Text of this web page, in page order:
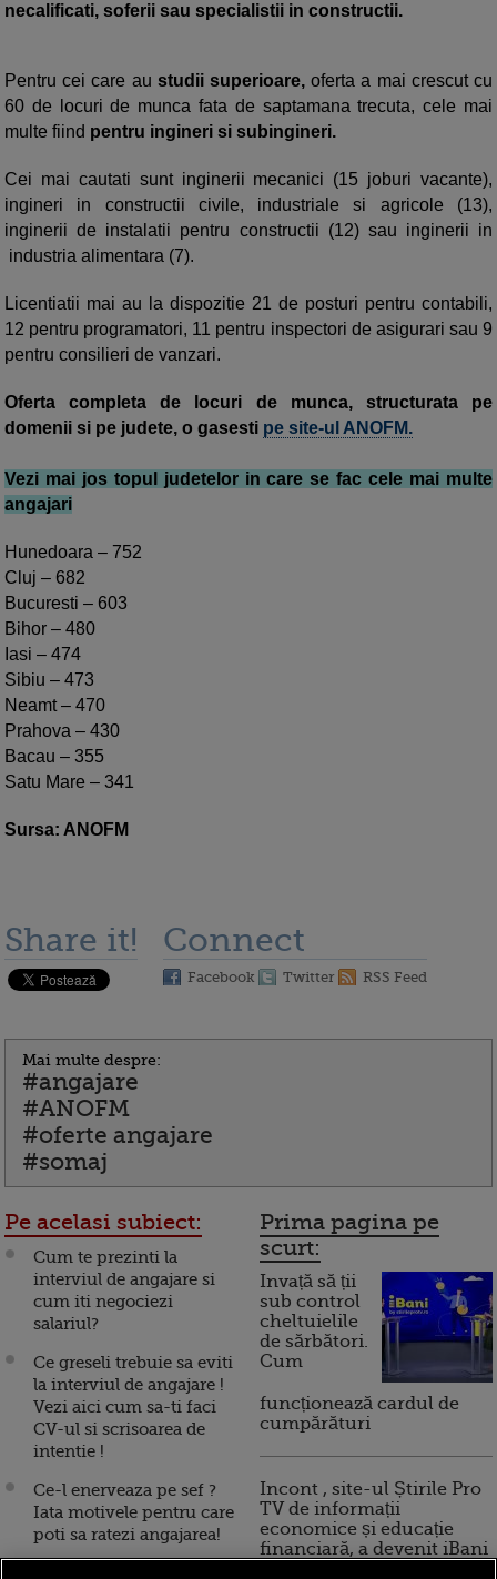
necalificati, soferii sau specialistii in constructii.
Pentru cei care au studii superioare, oferta a mai crescut cu
60 de locuri de munca fata de saptamana trecuta, cele mai
multe fiind pentru ingineri si subingineri.
Cei mai cautati sunt inginerii mecanici (15 joburi vacante),
ingineri in constructii civile, industriale si agricole (13),
inginerii de instalatii pentru constructii (12) sau inginerii in
industria alimentara (7).
Licentiatii mai au la dispozitie 21 de posturi pentru contabili,
12 pentru programatori, 11 pentru inspectori de asigurari sau 9
pentru consilieri de vanzari.
Oferta completa de locuri de munca, structurata pe
domenii si pe judete, o gasesti pe site-ul ANOFM.
Vezi mai jos topul judetelor in care se fac cele mai multe
angajari
Hunedoara – 752
Cluj – 682
Bucuresti – 603
Bihor – 480
Iasi – 474
Sibiu – 473
Neamt – 470
Prahova – 430
Bacau – 355
Satu Mare – 341
Sursa: ANOFM
Share it! Connect
Facebook Twitter RSS Feed
Mai multe despre:
#angajare
#ANOFM
#oferte angajare
#somaj
Pe acelasi subiect:
Cum te prezinti la
interviul de angajare si
cum iti negociezi
salariul?
Ce greseli trebuie sa eviti
la interviul de angajare !
Vezi aici cum sa-ti faci
CV-ul si scrisoarea de
intentie !
Ce-l enerveaza pe sef ?
Iata motivele pentru care
poti sa ratezi angajarea!
Prima pagina pe
scurt:
Invață să ții
sub control
cheltuielile
de sărbători.
Cum
funcționează cardul de
cumpărături
Incont , site-ul Știrile Pro
TV de informații
economice și educație
financiară, a devenit iBani